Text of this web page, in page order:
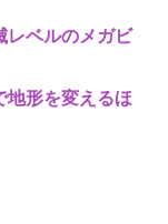
レベルのメガビ
地形を変えるほ